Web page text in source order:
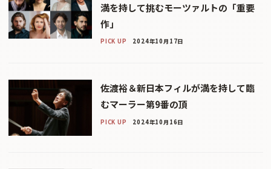
満を持して挑むモーツァルトの「重要
作」
PICK UP 2024年10月17日
佐渡裕＆新日本フィルが満を持して臨
むマーラー第9番の頂
PICK UP 2024年10月16日